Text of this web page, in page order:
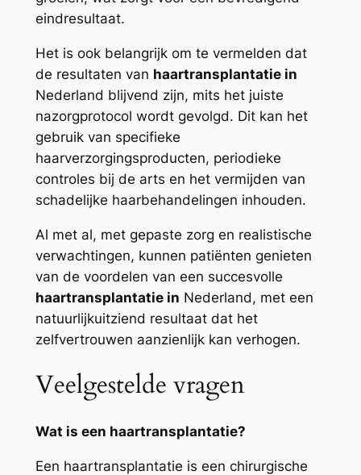
eindresultaat.
Het is ook belangrijk om te vermelden dat
de resultaten van haartransplantatie in
Nederland blijvend zijn, mits het juiste
nazorgprotocol wordt gevolgd. Dit kan het
gebruik van specifieke
haarverzorgingsproducten, periodieke
controles bij de arts en het vermijden van
schadelijke haarbehandelingen inhouden.
Al met al, met gepaste zorg en realistische
verwachtingen, kunnen patiënten genieten
van de voordelen van een succesvolle
haartransplantatie in Nederland, met een
natuurlijkuitziend resultaat dat het
zelfvertrouwen aanzienlijk kan verhogen.
Veelgestelde vragen
Wat is een haartransplantatie?
Een haartransplantatie is een chirurgische